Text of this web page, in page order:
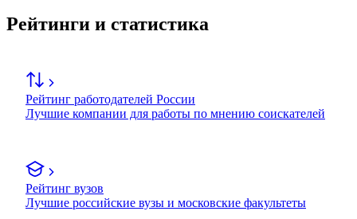
Рейтинги и статистика
Рейтинг работодателей России
Лучшие компании для работы по мнению соискателей
Рейтинг вузов
Лучшие российские вузы и московские факультеты